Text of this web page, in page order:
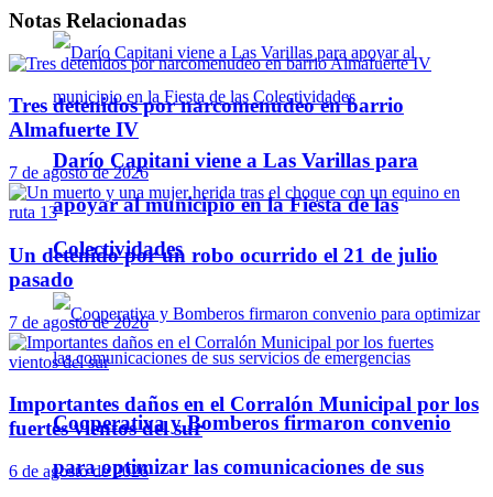
Darío Capitani viene a Las Varillas para
apoyar al municipio en la Fiesta de las
Colectividades
Cooperativa y Bomberos firmaron convenio
para optimizar las comunicaciones de sus
Notas Relacionadas
Tres detenidos por narcomenudeo en barrio
Almafuerte IV
7 de agosto de 2026
Un detenido por un robo ocurrido el 21 de julio
pasado
7 de agosto de 2026
Importantes daños en el Corralón Municipal por los
fuertes vientos del sur
6 de agosto de 2026